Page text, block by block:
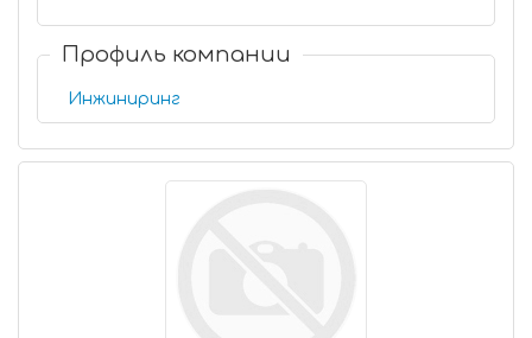
Профиль компании
Инжиниринг